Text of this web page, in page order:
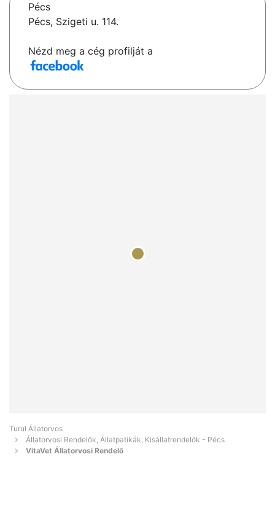
Pécs
Pécs, Szigeti u. 114.
Nézd meg a cég profilját a
Turul Állatorvos
Állatorvosi Rendelők, Állatpatikák, Kisállatrendelők - Pécs
VitaVet Állatorvosi Rendelő